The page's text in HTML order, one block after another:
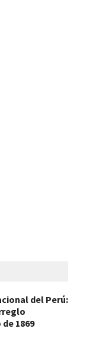
del Perú:
1869